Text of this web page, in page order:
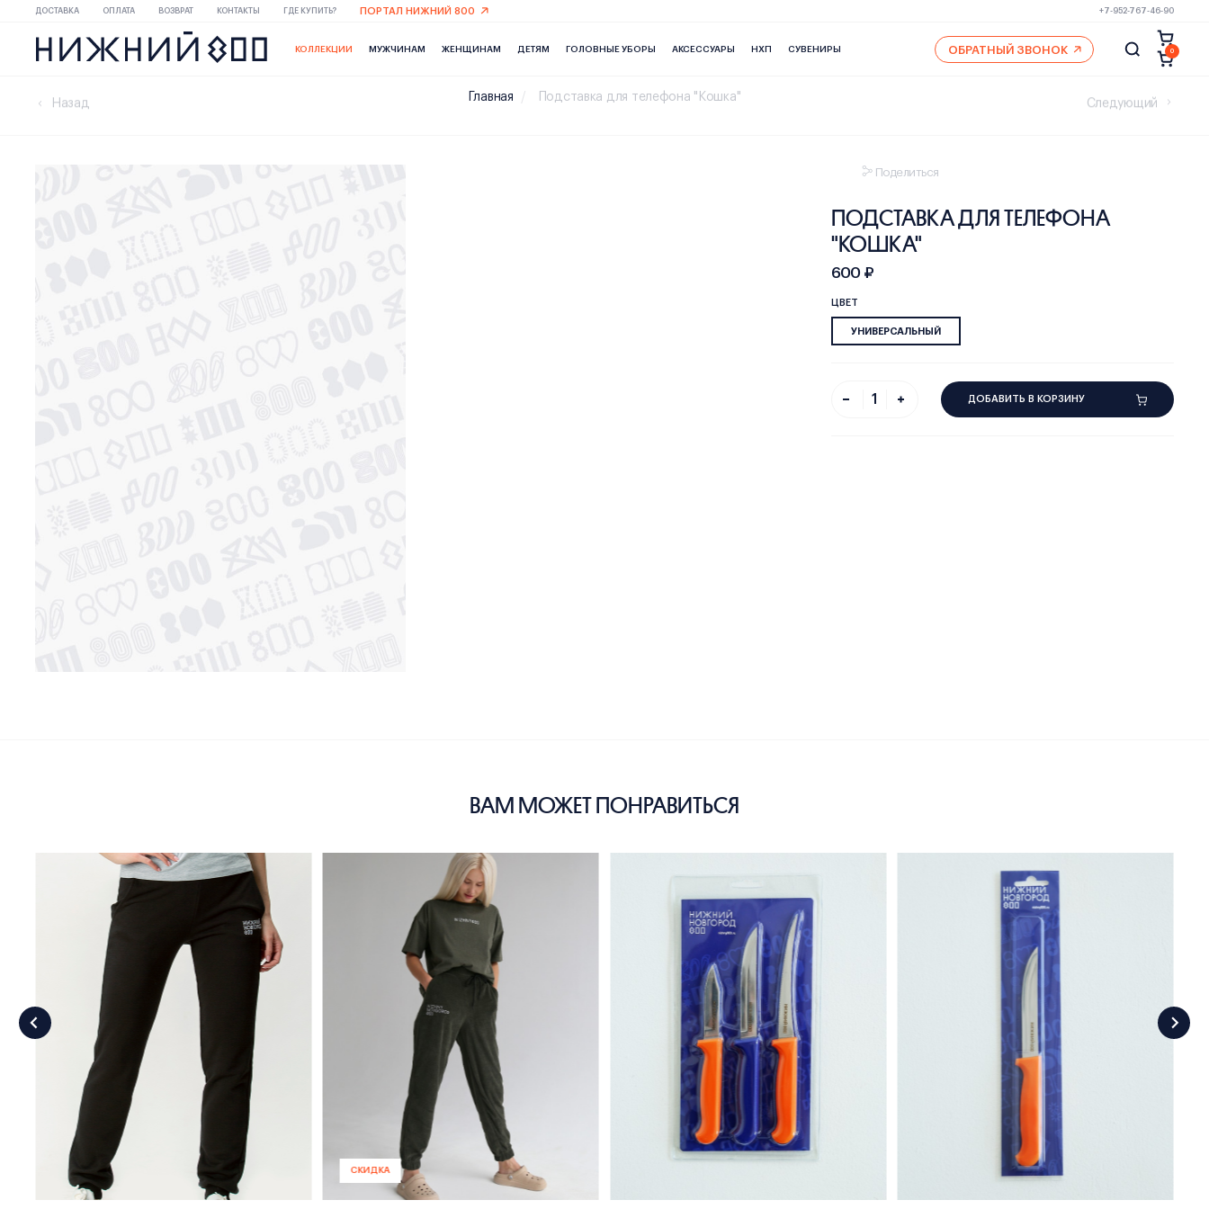
ДОСТАВКА ОПЛАТА ВОЗВРАТ КОНТАКТЫ ГДЕ КУПИТЬ? ПОРТАЛ НИЖНИЙ 800 +7-952-767-46-90
КОЛЛЕКЦИИ МУЖЧИНАМ ЖЕНЩИНАМ ДЕТЯМ ГОЛОВНЫЕ УБОРЫ АКСЕССУАРЫ НХП СУВЕНИРЫ ОБРАТНЫЙ ЗВОНОК 0
Назад Следующий
Главная Подставка для телефона "Кошка"
Поделиться
ПОДСТАВКА ДЛЯ ТЕЛЕФОНА
"КОШКА"
600 ₽
ЦВЕТ
УНИВЕРСАЛЬНЫЙ
ДОБАВИТЬ В КОРЗИНУ
ВАМ МОЖЕТ ПОНРАВИТЬСЯ
СКИДКА